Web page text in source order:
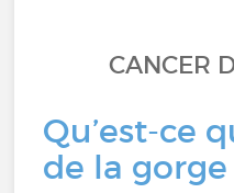
CANCER
Qu’est-ce
de la